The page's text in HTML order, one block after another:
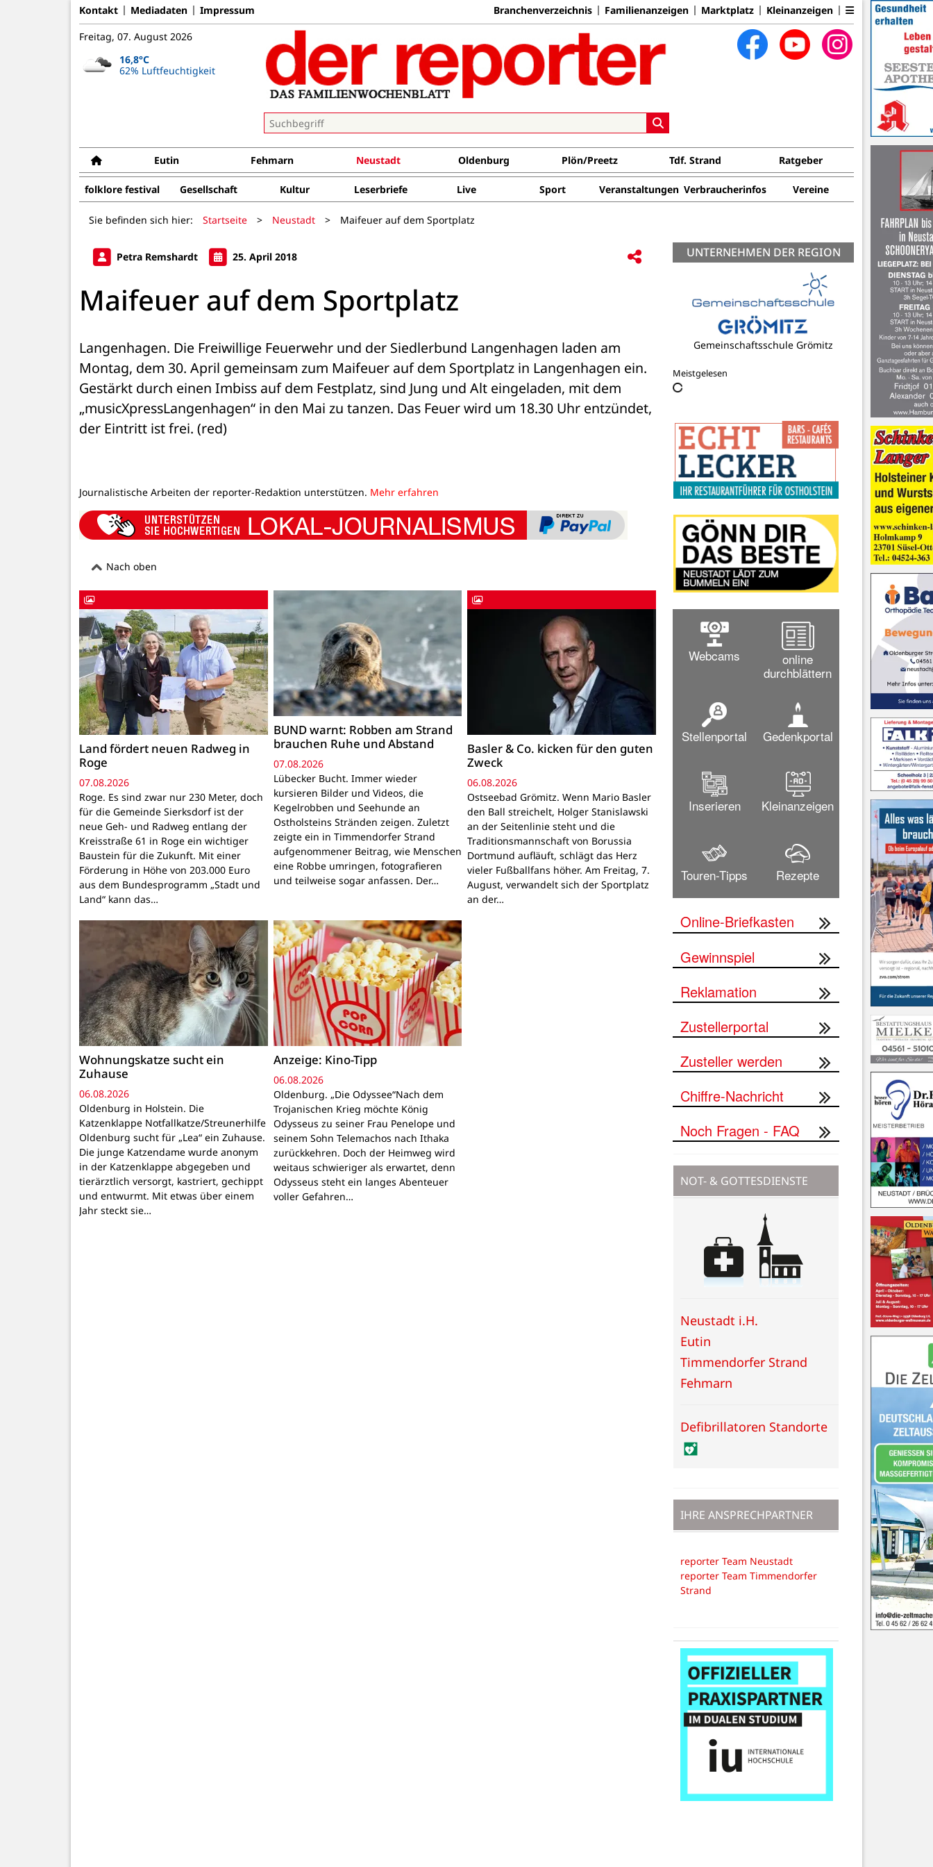
Kontakt Mediadaten Impressum Branchenverzeichnis Familienanzeigen Marktplatz Kleinanzeigen
Freitag, 07. August 2026
16,8°C
62% Luftfeuchtigkeit
Eutin Fehmarn Neustadt Oldenburg Plön/Preetz Tdf. Strand Ratgeber
folklore festival Gesellschaft Kultur Leserbriefe Live Sport Veranstaltungen Verbraucherinfos Vereine
Sie befinden sich hier: Startseite > Neustadt > Maifeuer auf dem Sportplatz
Petra Remshardt 25. April 2018
Maifeuer auf dem Sportplatz
Langenhagen. Die Freiwillige Feuerwehr und der Siedlerbund Langenhagen laden am
Montag, dem 30. April gemeinsam zum Maifeuer auf dem Sportplatz in Langenhagen ein.
Gestärkt durch einen Imbiss auf dem Festplatz, sind Jung und Alt eingeladen, mit dem
„musicXpressLangenhagen“ in den Mai zu tanzen. Das Feuer wird um 18.30 Uhr entzündet,
der Eintritt ist frei. (red)
Journalistische Arbeiten der reporter-Redaktion unterstützen. Mehr erfahren
Nach oben
Land fördert neuen Radweg in
Roge
07.08.2026
Roge. Es sind zwar nur 230 Meter, doch
für die Gemeinde Sierksdorf ist der
neue Geh- und Radweg entlang der
Kreisstraße 61 in Roge ein wichtiger
Baustein für die Zukunft. Mit einer
Förderung in Höhe von 203.000 Euro
aus dem Bundesprogramm „Stadt und
Land“ kann das…
BUND warnt: Robben am Strand
brauchen Ruhe und Abstand
07.08.2026
Lübecker Bucht. Immer wieder
kursieren Bilder und Videos, die
Kegelrobben und Seehunde an
Ostholsteins Stränden zeigen. Zuletzt
zeigte ein in Timmendorfer Strand
aufgenommener Beitrag, wie Menschen
eine Robbe umringen, fotografieren
und teilweise sogar anfassen. Der…
Basler & Co. kicken für den guten
Zweck
06.08.2026
Ostseebad Grömitz. Wenn Mario Basler
den Ball streichelt, Holger Stanislawski
an der Seitenlinie steht und die
Traditionsmannschaft von Borussia
Dortmund aufläuft, schlägt das Herz
vieler Fußballfans höher. Am Freitag, 7.
August, verwandelt sich der Sportplatz
an der…
Wohnungskatze sucht ein
Zuhause
06.08.2026
Oldenburg in Holstein. Die
Katzenklappe Notfallkatze/Streunerhilfe
Oldenburg sucht für „Lea“ ein Zuhause.
Die junge Katzendame wurde anonym
in der Katzenklappe abgegeben und
tierärztlich versorgt, kastriert, gechippt
und entwurmt. Mit etwas über einem
Jahr steckt sie…
Anzeige: Kino-Tipp
06.08.2026
Oldenburg. „Die Odyssee“Nach dem
Trojanischen Krieg möchte König
Odysseus zu seiner Frau Penelope und
seinem Sohn Telemachos nach Ithaka
zurückkehren. Doch der Heimweg wird
weitaus schwieriger als erwartet, denn
Odysseus steht ein langes Abenteuer
voller Gefahren…
UNTERNEHMEN DER REGION
Gemeinschaftsschule Grömitz
Meistgelesen
Webcams
online
durchblättern
Stellenportal Gedenkportal
Inserieren Kleinanzeigen
Touren-Tipps Rezepte
Online-Briefkasten
Gewinnspiel
Reklamation
Zustellerportal
Zusteller werden
Chiffre-Nachricht
Noch Fragen - FAQ
NOT- & GOTTESDIENSTE
Neustadt i.H.
Eutin
Timmendorfer Strand
Fehmarn
Defibrillatoren Standorte
IHRE ANSPRECHPARTNER
reporter Team Neustadt
reporter Team Timmendorfer
Strand